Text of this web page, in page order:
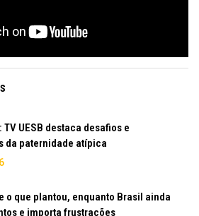
TV UESB destaca desafios e
da paternidade atípica
o que plantou, enquanto Brasil ainda
e importa frustrações